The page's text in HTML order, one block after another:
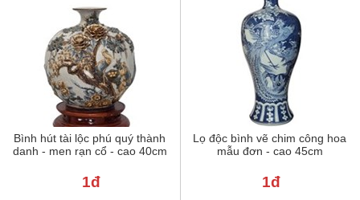
Bình hút tài lộc phú quý thành
danh - men rạn cổ - cao 40cm
1đ
Lọ độc bình vẽ chim công hoa
mẫu đơn - cao 45cm
1đ